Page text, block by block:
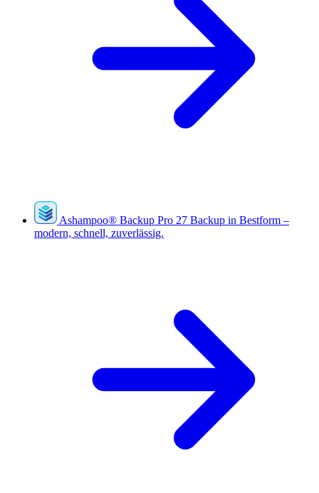
Ashampoo® Backup Pro 27 Backup in Bestform –
modern, schnell, zuverlässig.